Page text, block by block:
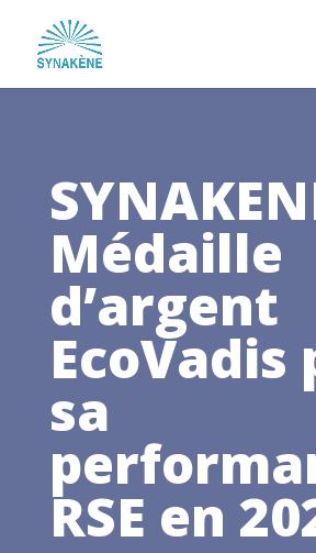
Médaille
d’argent
EcoVadis
sa
RSE en